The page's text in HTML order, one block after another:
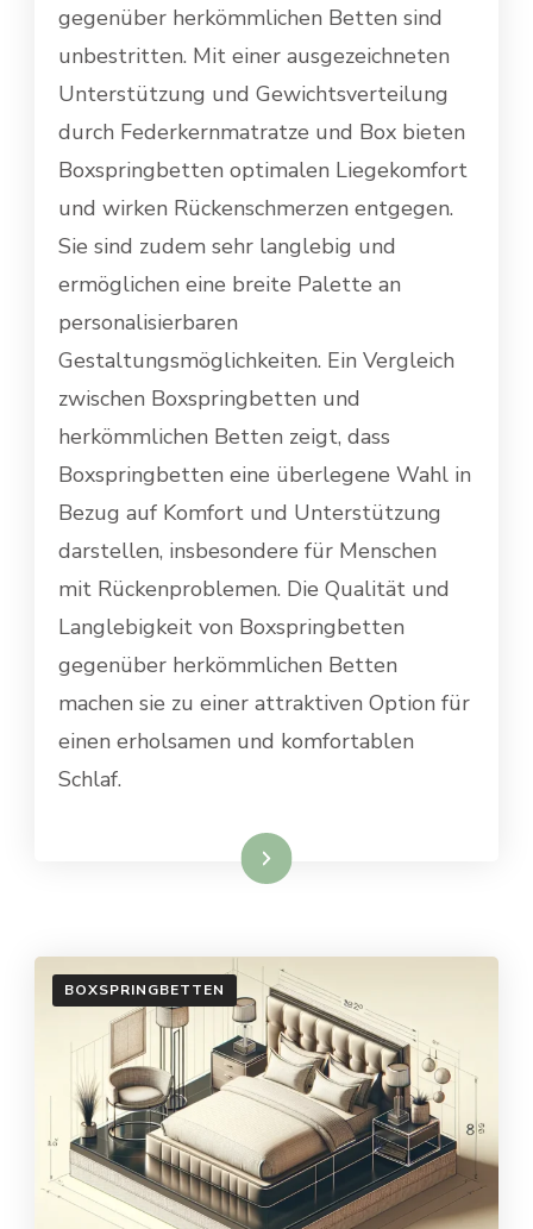
gegenüber herkömmlichen Betten sind
unbestritten. Mit einer ausgezeichneten
Unterstützung und Gewichtsverteilung
durch Federkernmatratze und Box bieten
Boxspringbetten optimalen Liegekomfort
und wirken Rückenschmerzen entgegen.
Sie sind zudem sehr langlebig und
ermöglichen eine breite Palette an
personalisierbaren
Gestaltungsmöglichkeiten. Ein Vergleich
zwischen Boxspringbetten und
herkömmlichen Betten zeigt, dass
Boxspringbetten eine überlegene Wahl in
Bezug auf Komfort und Unterstützung
darstellen, insbesondere für Menschen
mit Rückenproblemen. Die Qualität und
Langlebigkeit von Boxspringbetten
gegenüber herkömmlichen Betten
machen sie zu einer attraktiven Option für
einen erholsamen und komfortablen
Schlaf.
Weiterlesen
BOXSPRINGBETTEN